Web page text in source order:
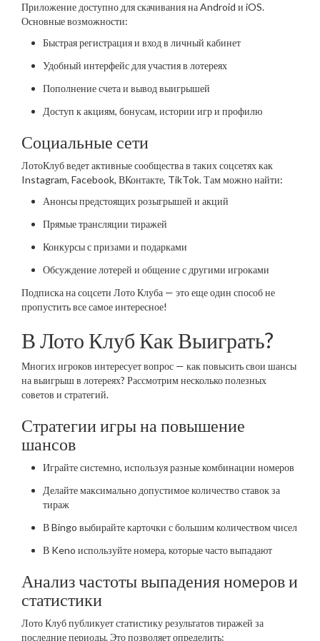
Приложение доступно для скачивания на Android и iOS.
Основные возможности:
Быстрая регистрация и вход в личный кабинет
Удобный интерфейс для участия в лотереях
Пополнение счета и вывод выигрышей
Доступ к акциям, бонусам, истории игр и профилю
Социальные сети
ЛотоКлуб ведет активные сообщества в таких соцсетях как
Instagram, Facebook, ВКонтакте, TikTok. Там можно найти:
Анонсы предстоящих розыгрышей и акций
Прямые трансляции тиражей
Конкурсы с призами и подарками
Обсуждение лотерей и общение с другими игроками
Подписка на соцсети Лото Клуба — это еще один способ не
пропустить все самое интересное!
В Лото Клуб Как Выиграть?
Многих игроков интересует вопрос — как повысить свои шансы
на выигрыш в лотереях? Рассмотрим несколько полезных
советов и стратегий.
Стратегии игры на повышение
шансов
Играйте системно, используя разные комбинации номеров
Делайте максимально допустимое количество ставок за
тираж
В Bingo выбирайте карточки с большим количеством чисел
В Keno используйте номера, которые часто выпадают
Анализ частоты выпадения номеров и
статистики
Лото Клуб публикует статистику результатов тиражей за
последние периоды. Это позволяет определить: